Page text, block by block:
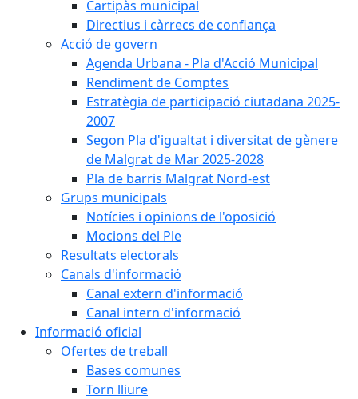
Cartipàs municipal
Directius i càrrecs de confiança
Acció de govern
Agenda Urbana - Pla d'Acció Municipal
Rendiment de Comptes
Estratègia de participació ciutadana 2025-
2007
Segon Pla d'igualtat i diversitat de gènere
de Malgrat de Mar 2025-2028
Pla de barris Malgrat Nord-est
Grups municipals
Notícies i opinions de l'oposició
Mocions del Ple
Resultats electorals
Canals d'informació
Canal extern d'informació
Canal intern d'informació
Informació oficial
Ofertes de treball
Bases comunes
Torn lliure